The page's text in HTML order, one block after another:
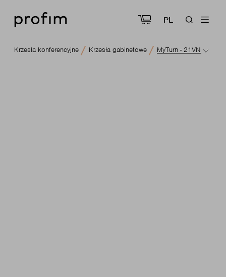
PL
Krzesła konferencyjne Krzesła gabinetowe MyTurn - 21VN